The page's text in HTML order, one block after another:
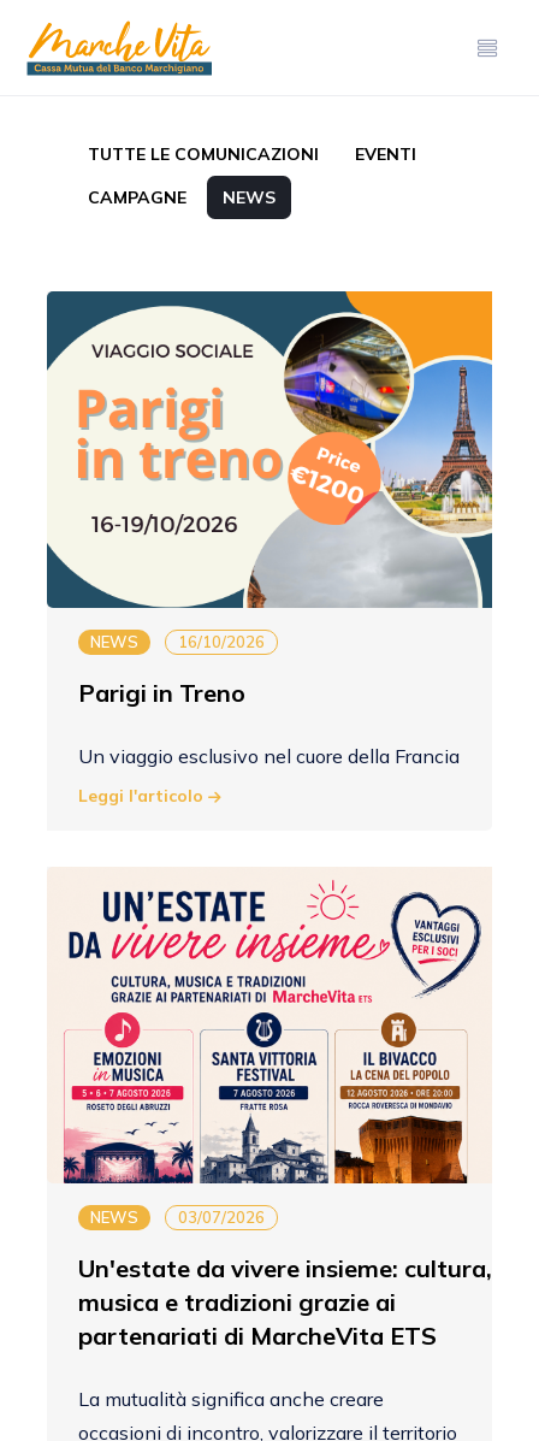
TUTTE LE COMUNICAZIONI EVENTI
CAMPAGNE NEWS
NEWS 16/10/2026
Parigi in Treno
Un viaggio esclusivo nel cuore della Francia
Leggi l'articolo
NEWS 03/07/2026
Un'estate da vivere insieme: cultura,
musica e tradizioni grazie ai
partenariati di MarcheVita ETS
La mutualità significa anche creare
occasioni di incontro, valorizzare il territorio